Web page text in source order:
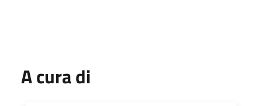
A cura di